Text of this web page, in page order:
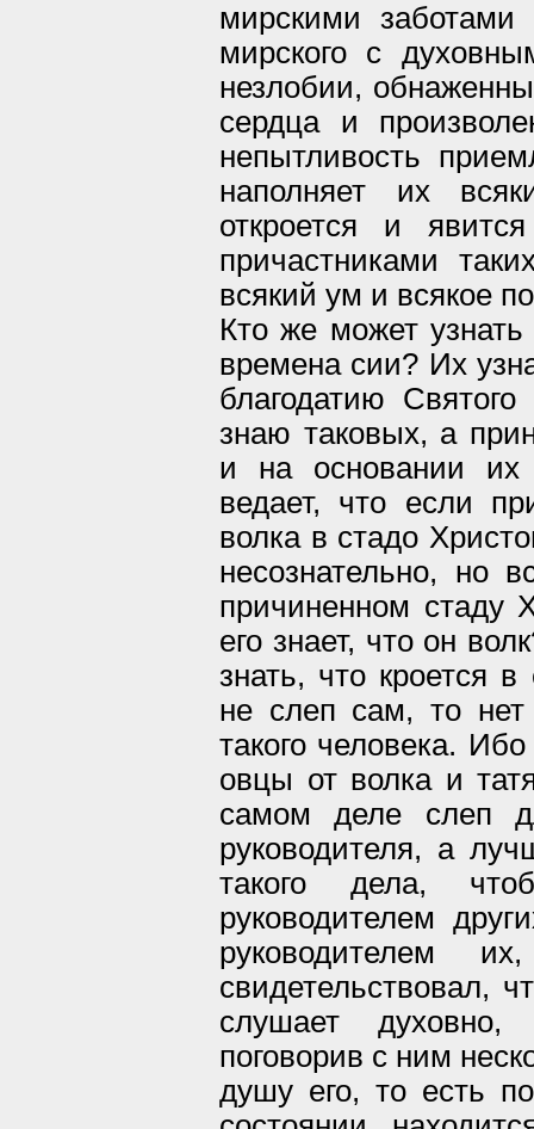
мирскими
мирского с
незлобии,
сердца и
непытливость
наполняет их
откроется и
причастниками
всякий ум и всякое
Кто же может
времена сии? Их
благодатию
знаю таковых, а
и на основании их
ведает, что если
волка в стадо
несознательно, но
причиненном стаду
его знает, что он
знать, что кроется
не слеп сам, то нет
такого человека.
овцы от волка и
самом деле слеп
руководителя, а
такого дела,
руководителем
руководителем
свидетельствовал,
слушает
поговорив с ним
душу его, то есть